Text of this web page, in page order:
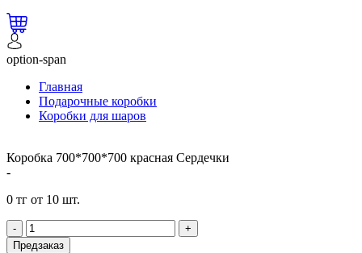
option-span
Главная
Подарочные коробки
Коробки для шаров
Коробка 700*700*700 красная Сердечки
-
0 тг от 10 шт.
-
+
Предзаказ